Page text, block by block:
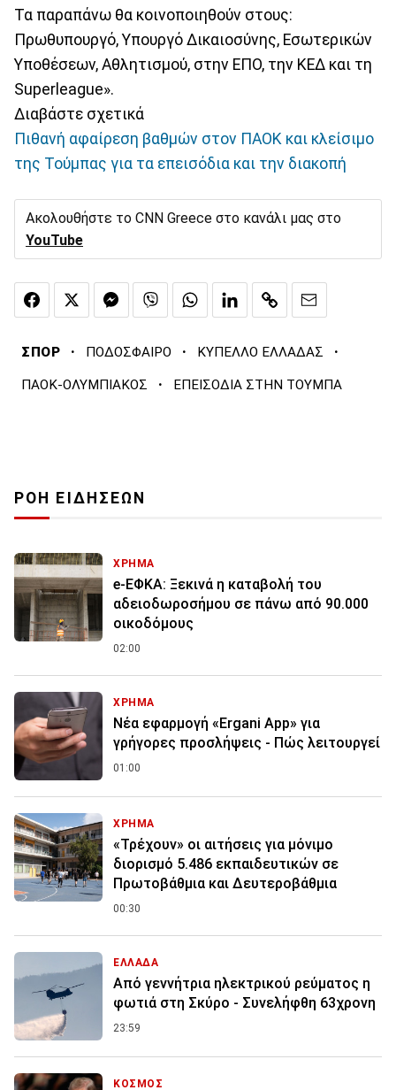
Τα παραπάνω θα κοινοποιηθούν στους:
Πρωθυπουργό, Υπουργό Δικαιοσύνης, Εσωτερικών
Υποθέσεων, Αθλητισμού, στην ΕΠΟ, την ΚΕΔ και τη
Superleague».
Διαβάστε σχετικά
Πιθανή αφαίρεση βαθμών στον ΠΑΟΚ και κλείσιμο
της Τούμπας για τα επεισόδια και την διακοπή
Ακολουθήστε το CNN Greece στο κανάλι μας στο
YouTube
ΣΠΟΡ · ΠΟΔΟΣΦΑΙΡΟ · ΚΥΠΕΛΛΟ ΕΛΛΑΔΑΣ ·
ΠΑΟΚ-ΟΛΥΜΠΙΑΚΟΣ · ΕΠΕΙΣΟΔΙΑ ΣΤΗΝ ΤΟΥΜΠΑ
ΡΟΗ ΕΙΔΗΣΕΩΝ
ΧΡΗΜΑ
e-ΕΦΚΑ: Ξεκινά η καταβολή του
αδειοδωροσήμου σε πάνω από 90.000
οικοδόμους
02:00
ΧΡΗΜΑ
Νέα εφαρμογή «Ergani App» για
γρήγορες προσλήψεις - Πώς λειτουργεί
01:00
ΧΡΗΜΑ
«Τρέχουν» οι αιτήσεις για μόνιμο
διορισμό 5.486 εκπαιδευτικών σε
Πρωτοβάθμια και Δευτεροβάθμια
00:30
ΕΛΛΑΔΑ
Από γεννήτρια ηλεκτρικού ρεύματος η
φωτιά στη Σκύρο - Συνελήφθη 63χρονη
23:59
ΚΟΣΜΟΣ